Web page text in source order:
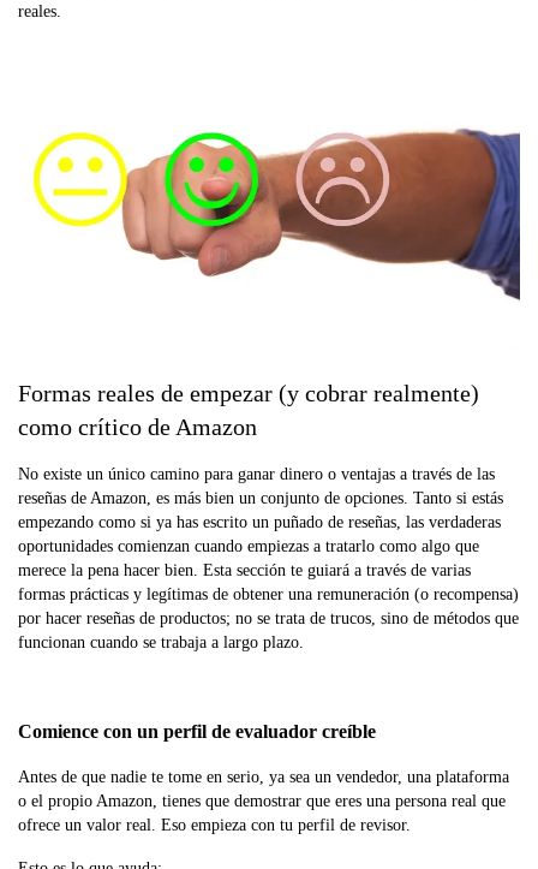
reales.
Formas reales de empezar (y cobrar realmente)
como crítico de Amazon
No existe un único camino para ganar dinero o ventajas a través de las
reseñas de Amazon, es más bien un conjunto de opciones. Tanto si estás
empezando como si ya has escrito un puñado de reseñas, las verdaderas
oportunidades comienzan cuando empiezas a tratarlo como algo que
merece la pena hacer bien. Esta sección te guiará a través de varias
formas prácticas y legítimas de obtener una remuneración (o recompensa)
por hacer reseñas de productos; no se trata de trucos, sino de métodos que
funcionan cuando se trabaja a largo plazo.
Comience con un perfil de evaluador creíble
Antes de que nadie te tome en serio, ya sea un vendedor, una plataforma
o el propio Amazon, tienes que demostrar que eres una persona real que
ofrece un valor real. Eso empieza con tu perfil de revisor.